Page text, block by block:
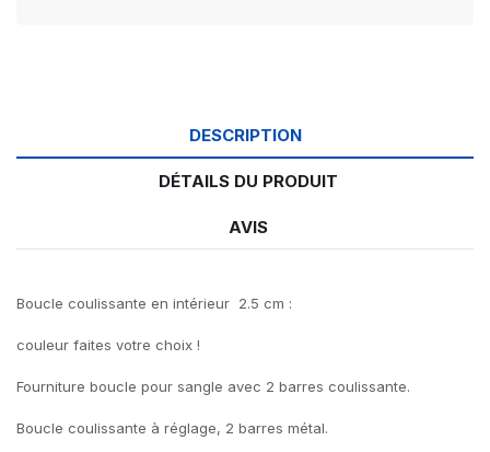
DESCRIPTION
DÉTAILS DU PRODUIT
AVIS
Boucle coulissante en intérieur 2.5 cm :
couleur faites votre choix !
Fourniture boucle pour sangle avec 2 barres coulissante.
Boucle coulissante à réglage, 2 barres métal.